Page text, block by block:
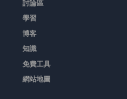
討論區
學習
博客
知識
免費工具
網站地圖